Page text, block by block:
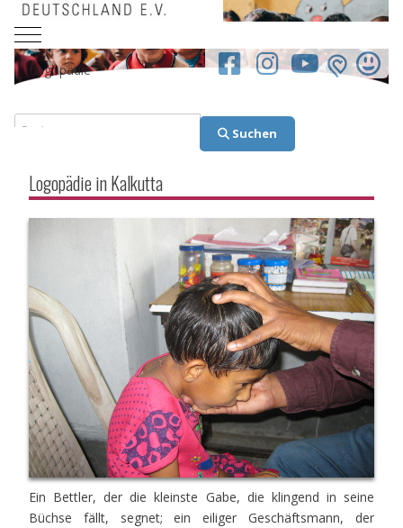
Mobile Menu Toggle
Logopädie
Suchen
Suchen
Logopädie in Kalkutta
Ein Bettler, der die kleinste Gabe, die klingend in seine
Büchse fällt, segnet; ein eiliger Geschäftsmann, der